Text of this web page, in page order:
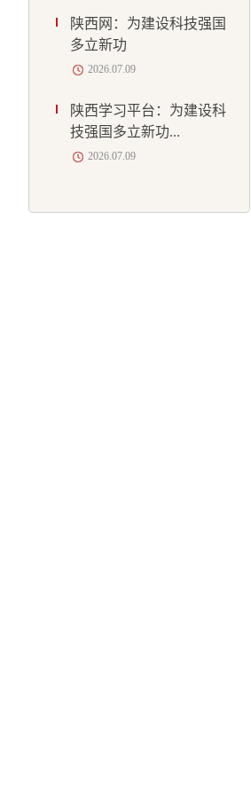
陕西网：为建设科技强国
多立新功
2026.07.09
陕西学习平台：为建设科
技强国多立新功...
2026.07.09